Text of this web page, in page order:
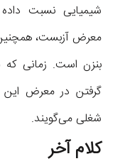
شیمیایی نسبت
معرض آزبست، همچنین
بنزن است. زمانی که
گرفتن در معرض این
شغلی می‌گویند.
کلام آخر